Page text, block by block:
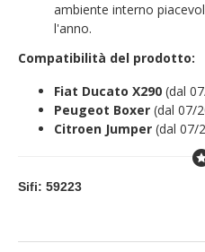
ambiente interno
l'anno.
Compatibilità del prodotto:
Fiat Ducato X290 (dal
Peugeot Boxer (dal 07/
Citroen Jumper (dal 07/
Sifi: 59223